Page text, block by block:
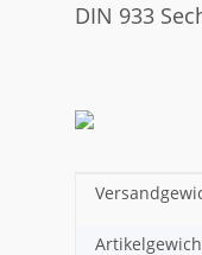
DIN 933
Wert